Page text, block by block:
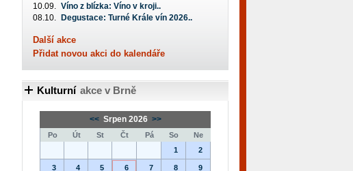
10.09. Víno z blízka: Víno v kroji..
08.10.
Degustace: Turné Krále vín 2026..
Další akce
Přidat novou akci do kalendáře
Kulturní akce v Brně
<< Srpen 2026 >>
Po Út St Čt Pá So
Ne
1
2
3 4 5 6 7 8 9